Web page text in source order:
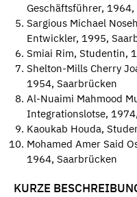
Geschäftsführer,
Sargious Michael
Entwickler, 1995,
Smiai Rim, Studentin,
Shelton-Mills Cherry
1954, Saarbrücken
Al-Nuaimi Mahmood
Integrationslotse,
Kaoukab Houda,
Mohamed Amer Said
1964, Saarbrücken
KURZE